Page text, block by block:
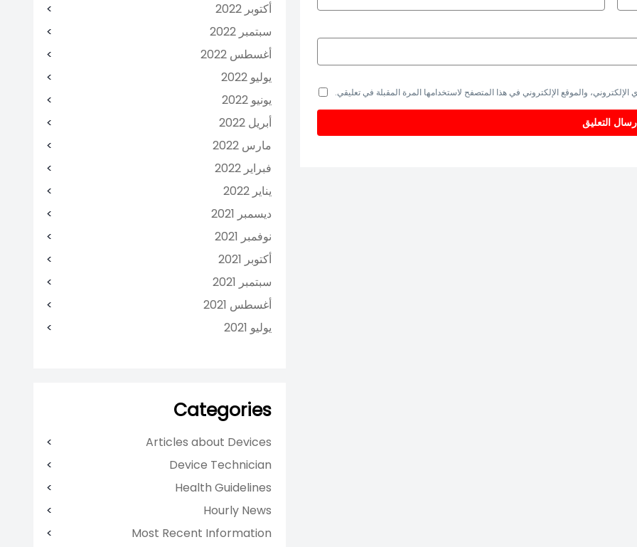
والموقع الإلكتروني في هذا المتصفح لاستخدامها المرة المقبلة في تعليقي.
أكتوبر 2022
سبتمبر 2022
أغسطس 2022
يوليو 2022
يونيو 2022
أبريل 2022
مارس 2022
فبراير 2022
يناير 2022
ديسمبر 2021
نوفمبر 2021
أكتوبر 2021
سبتمبر 2021
أغسطس 2021
يوليو 2021
Categories
Articles about Devices
Device Technician
Health Guidelines
Hourly News
Most Recent Information